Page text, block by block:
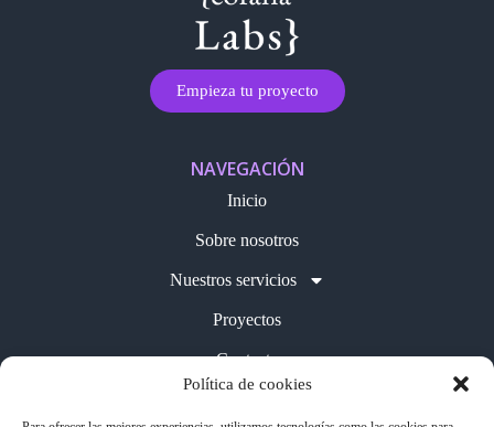
Política de cookies
Empieza tu proyecto
NAVEGACIÓN
Inicio
Sobre nosotros
Nuestros servicios
Proyectos
Contacto